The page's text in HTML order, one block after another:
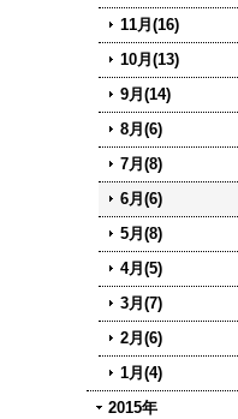
11月(16)
10月(13)
9月(14)
8月(6)
7月(8)
6月(6)
5月(8)
4月(5)
3月(7)
2月(6)
1月(4)
2015年